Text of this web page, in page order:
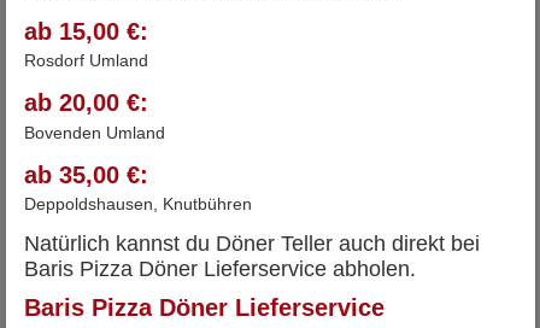
ab 15,00 €:
Rosdorf Umland
ab 20,00 €:
Bovenden Umland
ab 35,00 €:
Deppoldshausen, Knutbühren
Natürlich kannst du Döner Teller auch direkt bei
Baris Pizza Döner Lieferservice abholen.
Baris Pizza Döner Lieferservice